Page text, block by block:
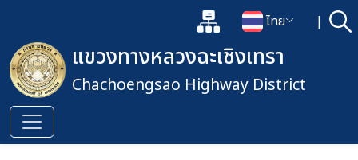
แผนผังเว็บไซต์
เปลี่ยนภาษา
ไทย | ค้
เปิดกล่องค้นหาข้อมูลหลักของเ
แขวงทางหลวงฉะเชิงเทรา
Chachoengsao Highway District